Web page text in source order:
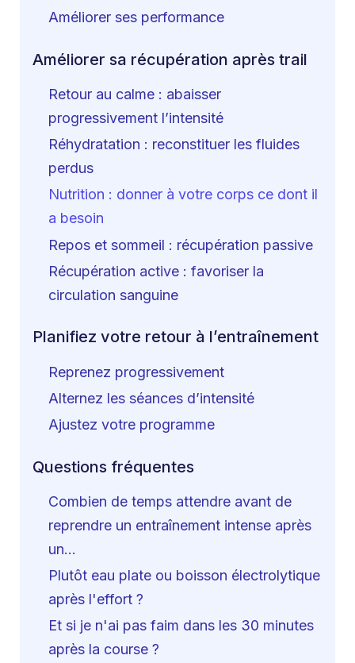
Améliorer ses performance
Améliorer sa récupération après trail
Retour au calme : abaisser
progressivement l’intensité
Réhydratation : reconstituer les fluides
perdus
Nutrition : donner à votre corps ce dont il
a besoin
Repos et sommeil : récupération passive
Récupération active : favoriser la
circulation sanguine
Planifiez votre retour à l’entraînement
Reprenez progressivement
Alternez les séances d’intensité
Ajustez votre programme
Questions fréquentes
Combien de temps attendre avant de
reprendre un entraînement intense après
un…
Plutôt eau plate ou boisson électrolytique
après l'effort ?
Et si je n'ai pas faim dans les 30 minutes
après la course ?